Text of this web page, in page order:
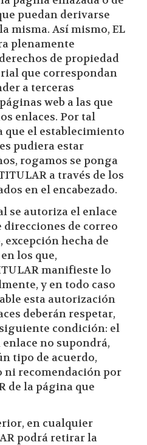
puedan derivarse
misma. Así mismo, EL
plenamente
de propiedad
que correspondan
a terceras
web a las que
enlaces. Por tal
que el establecimiento
pudiera estar
rogamos se ponga
a través de los
en el encabezado.
se autoriza el enlace
direcciones de correo
excepción hecha de
los que,
manifieste lo
y en todo caso
esta autorización
deberán respetar,
condición: el
no supondrá,
tipo de acuerdo,
recomendación por
de la página que
en cualquier
podrá retirar la